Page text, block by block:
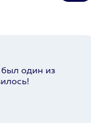
один из